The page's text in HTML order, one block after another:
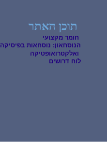
תוכן האתר
חומר מקצועי
הנוסחאון: נוסחאות בפיסיקה
ואלקטרואופטיקה
לוח דרושים